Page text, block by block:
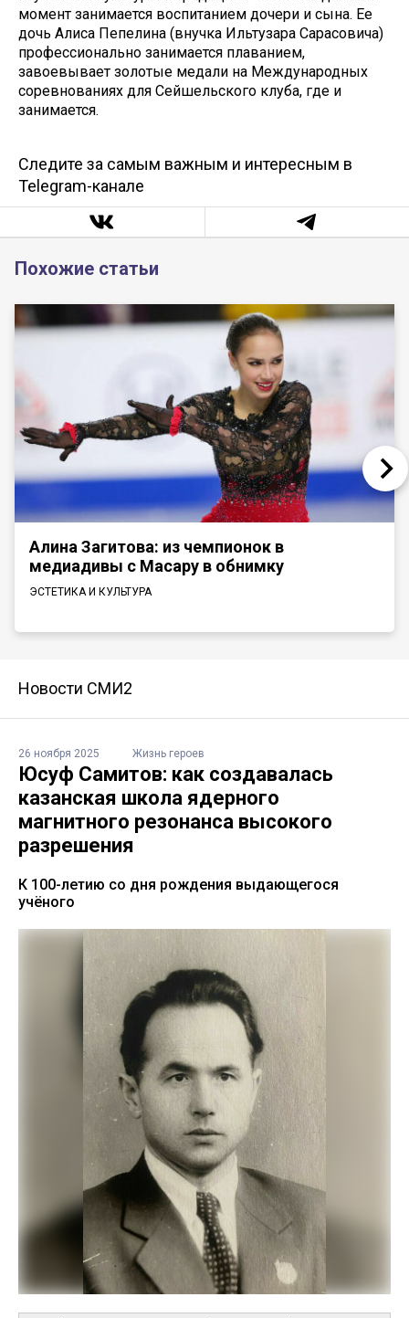
момент занимается воспитанием дочери и сына. Ее
дочь Алиса Пепелина (внучка Ильтузара Сарасовича)
профессионально занимается плаванием,
завоевывает золотые медали на Международных
соревнованиях для Сейшельского клуба, где и
занимается.
Следите за самым важным и интересным в
Telegram-канале
Похожие статьи
Алина Загитова: из чемпионок в
медиадивы с Масару в обнимку
ЭСТЕТИКА И КУЛЬТУРА
Новости СМИ2
26 ноября 2025 Жизнь героев
Юсуф Самитов: как создавалась
казанская школа ядерного
магнитного резонанса высокого
разрешения
К 100-летию со дня рождения выдающегося
учёного